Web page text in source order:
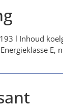
l Inhoud